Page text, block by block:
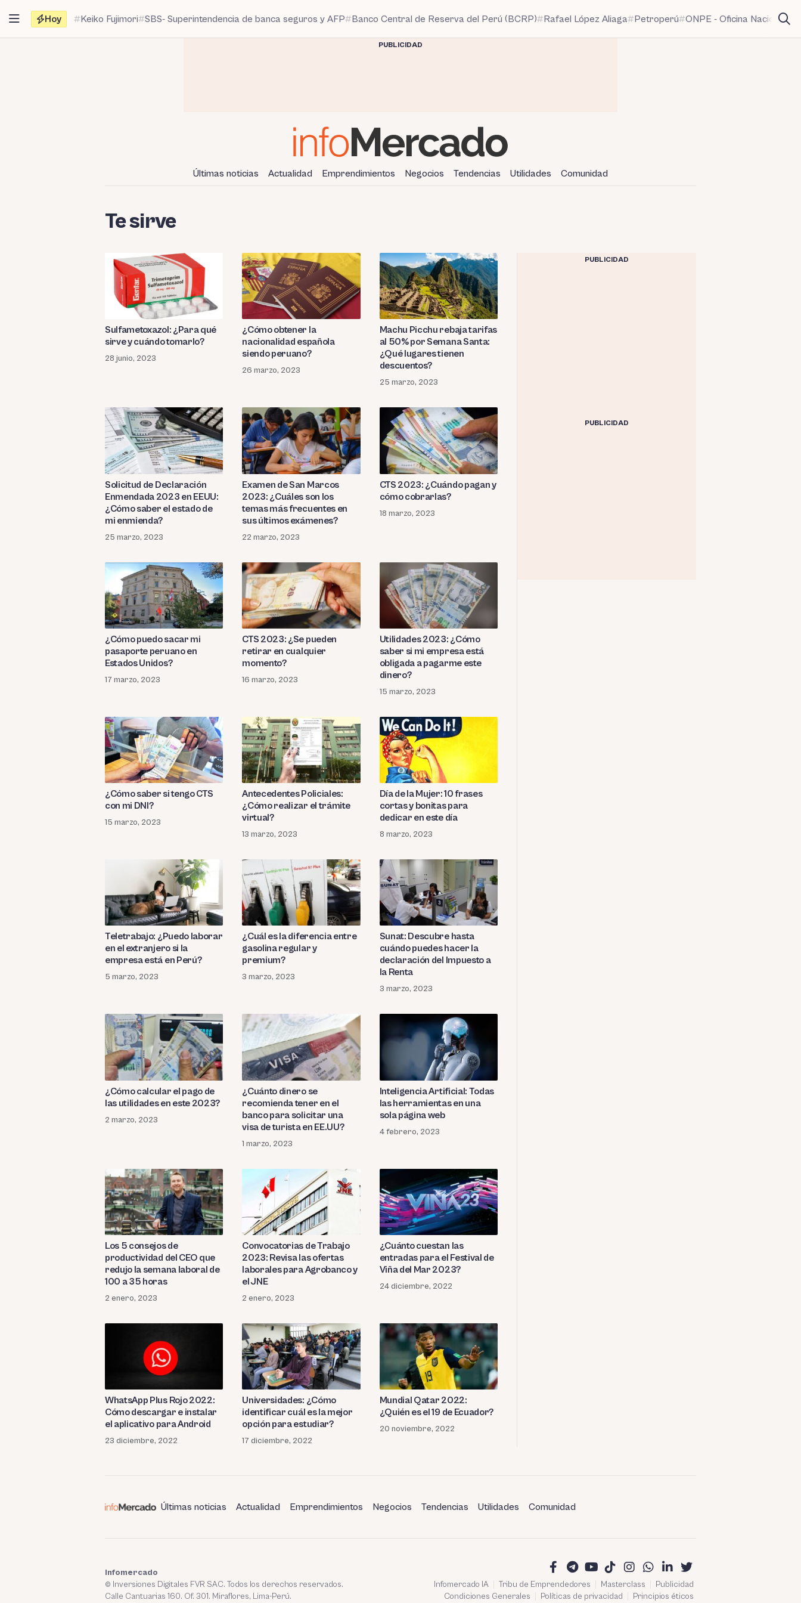
contenido
Hoy Keiko Fujimori SBS- Superintendencia de banca seguros y AFP Banco Central de Reserva del Perú (BCRP) Rafael López Aliaga Petroperú ONPE - Oficina Nacional
PUBLICIDAD
Últimas noticias Actualidad Emprendimientos Negocios Tendencias Utilidades Comunidad
Te sirve
Sulfametoxazol: ¿Para qué
sirve y cuándo tomarlo?
28 junio, 2023
¿Cómo obtener la
nacionalidad española
siendo peruano?
26 marzo, 2023
Machu Picchu rebaja tarifas
al 50% por Semana Santa:
¿Qué lugares tienen
descuentos?
25 marzo, 2023
Solicitud de Declaración
Enmendada 2023 en EEUU:
¿Cómo saber el estado de
mi enmienda?
25 marzo, 2023
Examen de San Marcos
2023: ¿Cuáles son los
temas más frecuentes en
sus últimos exámenes?
22 marzo, 2023
CTS 2023: ¿Cuándo pagan y
cómo cobrarlas?
18 marzo, 2023
¿Cómo puedo sacar mi
pasaporte peruano en
Estados Unidos?
17 marzo, 2023
CTS 2023: ¿Se pueden
retirar en cualquier
momento?
16 marzo, 2023
Utilidades 2023: ¿Cómo
saber si mi empresa está
obligada a pagarme este
dinero?
15 marzo, 2023
¿Cómo saber si tengo CTS
con mi DNI?
15 marzo, 2023
Antecedentes Policiales:
¿Cómo realizar el trámite
virtual?
13 marzo, 2023
Día de la Mujer: 10 frases
cortas y bonitas para
dedicar en este día
8 marzo, 2023
Teletrabajo: ¿Puedo laborar
en el extranjero si la
empresa está en Perú?
5 marzo, 2023
¿Cuál es la diferencia entre
gasolina regular y
premium?
3 marzo, 2023
Sunat: Descubre hasta
cuándo puedes hacer la
declaración del Impuesto a
la Renta
3 marzo, 2023
¿Cómo calcular el pago de
las utilidades en este 2023?
2 marzo, 2023
¿Cuánto dinero se
recomienda tener en el
banco para solicitar una
visa de turista en EE.UU?
1 marzo, 2023
Inteligencia Artificial: Todas
las herramientas en una
sola página web
4 febrero, 2023
Los 5 consejos de
productividad del CEO que
redujo la semana laboral de
100 a 35 horas
2 enero, 2023
Convocatorias de Trabajo
2023: Revisa las ofertas
laborales para Agrobanco y
el JNE
2 enero, 2023
¿Cuánto cuestan las
entradas para el Festival de
Viña del Mar 2023?
24 diciembre, 2022
WhatsApp Plus Rojo 2022:
Cómo descargar e instalar
el aplicativo para Android
23 diciembre, 2022
Universidades: ¿Cómo
identificar cuál es la mejor
opción para estudiar?
17 diciembre, 2022
Mundial Qatar 2022:
¿Quién es el 19 de Ecuador?
20 noviembre, 2022
PUBLICIDAD
PUBLICIDAD
Últimas noticias Actualidad Emprendimientos Negocios Tendencias Utilidades Comunidad
Infomercado IA Tribu de Emprendedores Masterclass
Publicidad
Condiciones Generales
Políticas de privacidad Principios éticos
Infomercado
© Inversiones Digitales FVR SAC. Todos los derechos reservados.
Calle Cantuarias 160. Of. 301. Miraflores, Lima-Perú.